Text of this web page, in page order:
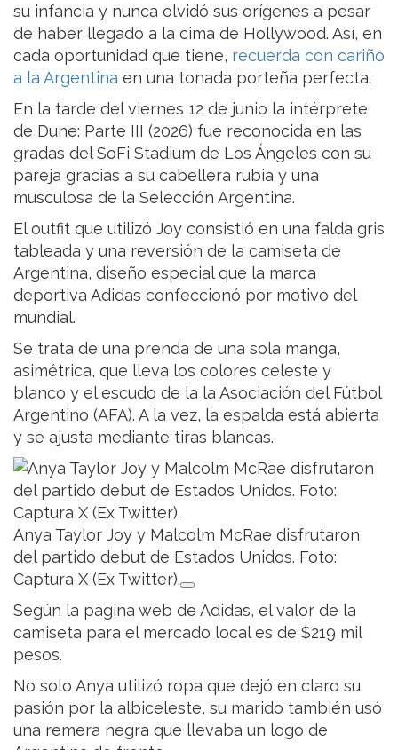
su infancia y nunca olvidó sus orígenes a pesar
de haber llegado a la cima de Hollywood. Así, en
cada oportunidad que tiene, recuerda con cariño
a la Argentina en una tonada porteña perfecta.
En la tarde del viernes 12 de junio la intérprete
de Dune: Parte III (2026) fue reconocida en las
gradas del SoFi Stadium de Los Ángeles con su
pareja gracias a su cabellera rubia y una
musculosa de la Selección Argentina.
El outfit que utilizó Joy consistió en una falda gris
tableada y una reversión de la camiseta de
Argentina, diseño especial que la marca
deportiva Adidas confeccionó por motivo del
mundial.
Se trata de una prenda de una sola manga,
asimétrica, que lleva los colores celeste y
blanco y el escudo de la la Asociación del Fútbol
Argentino (AFA). A la vez, la espalda está abierta
y se ajusta mediante tiras blancas.
Anya Taylor Joy y Malcolm McRae disfrutaron
del partido debut de Estados Unidos. Foto:
Captura X (Ex Twitter).
Según la página web de Adidas, el valor de la
camiseta para el mercado local es de $219 mil
pesos.
No solo Anya utilizó ropa que dejó en claro su
pasión por la albiceleste, su marido también usó
una remera negra que llevaba un logo de